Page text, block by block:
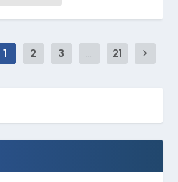
1 2 3 ... 21